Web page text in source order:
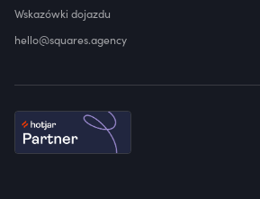
Wskazówki dojazdu
hello@squares.agency